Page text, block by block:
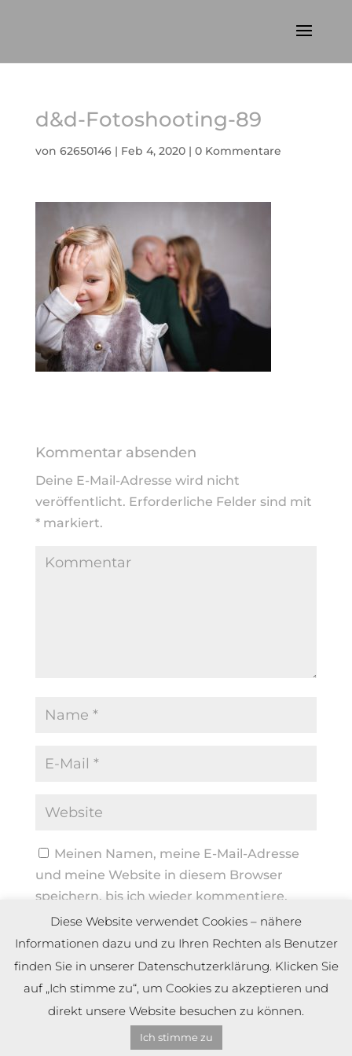
d&d-Fotoshooting-89
von 62650146| Feb 4, 2020| 0 Kommentare
Kommentar absenden
Deine E-Mail-Adresse wird nicht
veröffentlicht. Erforderliche Felder sind mit
*markiert.
Meinen Namen, meine E-Mail-Adresse
und meine Website in diesem Browser
speichern, bis ich wieder kommentiere.
Copyright by Dennis Meier
Diese Website verwendet Cookies – nähere
Informationen dazu und zu Ihren Rechten als Benutzer
finden Sie in unserer Datenschutzerklärung. Klicken Sie
auf „Ich stimme zu“, um Cookies zu akzeptieren und
direkt unsere Website besuchen zu können.
Ich stimme zu